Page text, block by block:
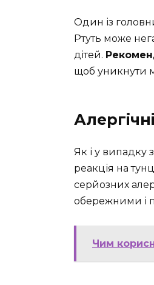
Один із
Ртуть може
дітей.
щоб уникнути
Як і у випадку
реакція на
серйозних
обережними і
Чим